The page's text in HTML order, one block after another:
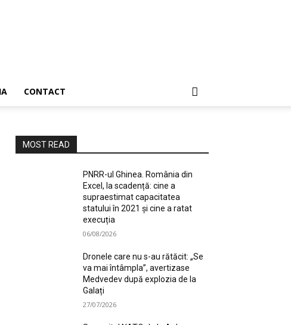
CONTACT
MOST READ
PNRR-ul Ghinea. România din
Excel, la scadență: cine a
supraestimat capacitatea
statului în 2021 și cine a ratat
execuția
06/08/2026
Dronele care nu s-au rătăcit: „Se
va mai întâmpla”, avertizase
Medvedev după explozia de la
Galați
27/07/2026